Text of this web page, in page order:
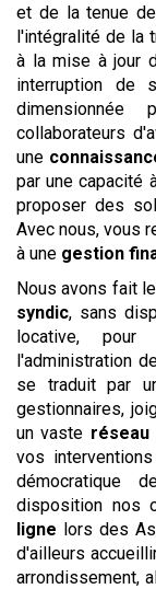
et de la tenue
l'intégralité de la
à la mise à jour
interruption de
collaborateurs
une
par une capacité
proposer des
Avec nous, vous
à une gestion
Nous avons fait
syndic, sans
locative,
l'administration
se traduit par
gestionnaires,
un vaste réseau
vos
démocratique
disposition nos
ligne lors des
d'ailleurs
arrondissement,